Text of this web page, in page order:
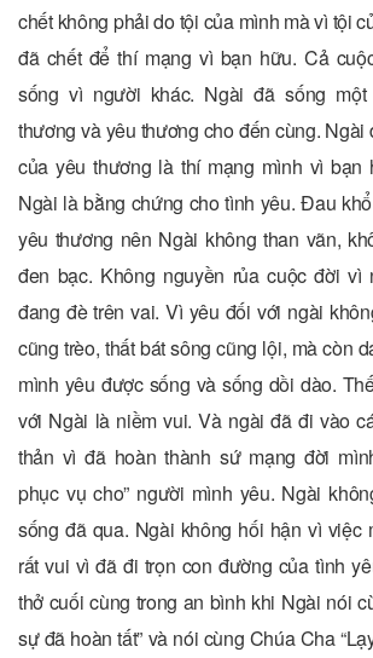
chết không phải do tội của mình mà vì tội
đã chết để thí mạng vì bạn hữu. Cả
sống vì người khác. Ngài đã sống
thương và yêu thương cho đến cùng. Ngài
của yêu thương là thí mạng mình vì bạn
Ngài là bằng chứng cho tình yêu. Đau
yêu thương nên Ngài không than vãn,
đen bạc. Không nguyền rủa cuộc đời vì
đang đè trên vai. Vì yêu đối với ngài
cũng trèo, thất bát sông cũng lội, mà còn
mình yêu được sống và sống dồi dào.
với Ngài là niềm vui. Và ngài đã đi vào
thản vì đã hoàn thành sứ mạng đời
phục vụ cho” người mình yêu. Ngài
sống đã qua. Ngài không hối hận vì việc
rất vui vì đã đi trọn con đường của tình
thở cuối cùng trong an bình khi Ngài nói
sự đã hoàn tất” và nói cùng Chúa Cha